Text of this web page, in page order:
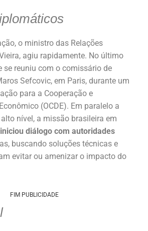
o ministro das Relações
agiu rapidamente. No último
se reuniu com o comissário de
Sefcovic, em Paris, durante um
para a Cooperação e
(OCDE). Em paralelo a
nível, a missão brasileira em
iniciou diálogo com autoridades
buscando soluções técnicas e
evitar ou amenizar o impacto do
FIM PUBLICIDADE